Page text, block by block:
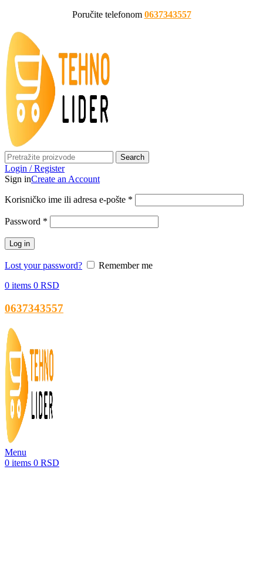
Poručite telefonom 0637343557
Search
Login / Register
Sign inCreate an Account
Korisničko ime ili adresa e-pošte *
Password *
Log in
Lost your password?
Remember me
0 items 0 RSD
0637343557
Menu
0 items 0 RSD